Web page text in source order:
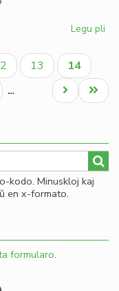
Legu pli
Paĝo
13
Aktuala
paĝo
14
…
Last
page
Next
page
kodo. Minuskloj kaj
en x-formato.
formularo.